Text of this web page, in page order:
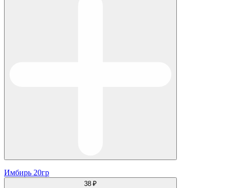
Имбирь 20гр
38 ₽